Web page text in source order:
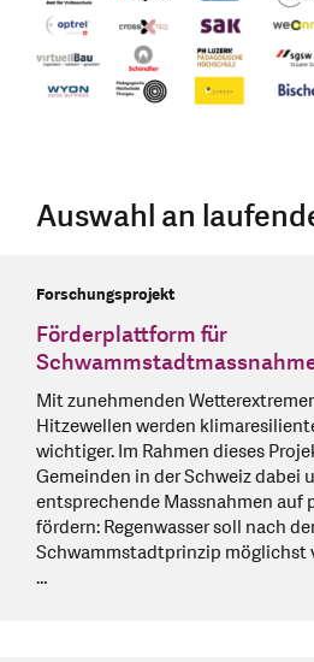
Auswahl an
Forschungsprojekt
Förderplattform für
Mit zunehmenden
Hitzewellen werden
wichtiger. Im Rahmen dieses
Gemeinden in der Schweiz dabei
entsprechende Massnahmen auf
fördern: Regenwasser soll nach
Schwammstadtprinzip möglichst
…